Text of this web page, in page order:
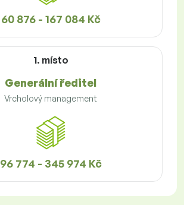
60 876 - 167 084 Kč
1. místo
Generální ředitel
Vrcholový management
96 774 - 345 974 Kč